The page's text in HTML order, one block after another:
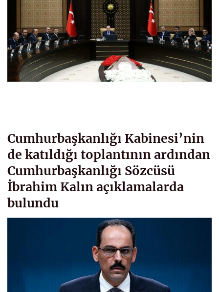
Cumhurbaşkanlığı Kabinesi’nin
de katıldığı toplantının ardından
Cumhurbaşkanlığı Sözcüsü
İbrahim Kalın açıklamalarda
bulundu